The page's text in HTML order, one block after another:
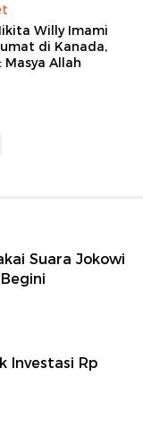
Willy Imami
di Kanada,
Masya Allah
Suara Jokowi
Investasi Rp